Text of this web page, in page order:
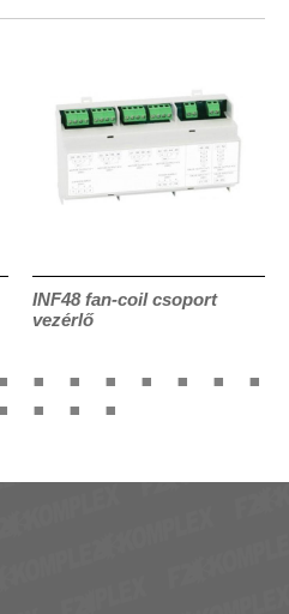
INF48 fan-coil csoport
vezérlő